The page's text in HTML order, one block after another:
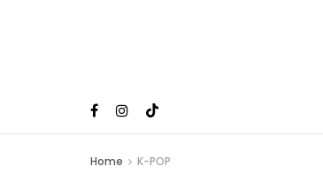
Home K-POP